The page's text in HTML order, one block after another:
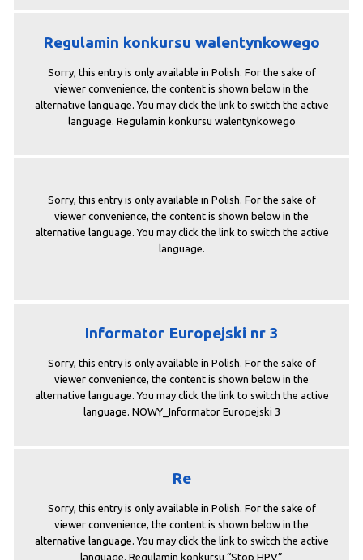
Regulamin konkursu walentynkowego
Sorry, this entry is only available in Polish. For the sake of
viewer convenience, the content is shown below in the
alternative language. You may click the link to switch the active
language. Regulamin konkursu walentynkowego
Sorry, this entry is only available in Polish. For the sake of
viewer convenience, the content is shown below in the
alternative language. You may click the link to switch the active
language.
Informator Europejski nr 3
Sorry, this entry is only available in Polish. For the sake of
viewer convenience, the content is shown below in the
alternative language. You may click the link to switch the active
language. NOWY_Informator Europejski 3
Re
Sorry, this entry is only available in Polish. For the sake of
viewer convenience, the content is shown below in the
alternative language. You may click the link to switch the active
language. Regulamin konkursu “Stop HPV”